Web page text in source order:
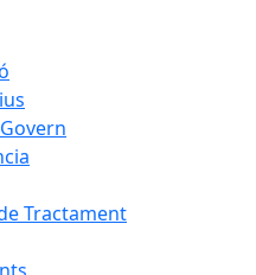
Tractament